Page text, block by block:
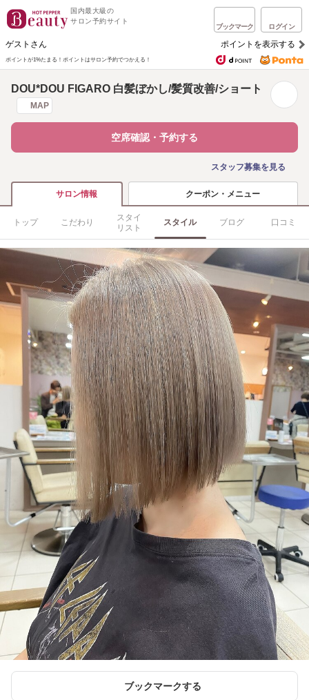
国内最大級の
サロン予約サイト
ブックマーク ログイン
ゲストさん ポイントを表示する
ポイントが1%たまる！ ポイントはサロン予約でつかえる！
DOU*DOU FIGARO 白髪ぼかし/髪質改善/ショート
MAP
空席確認・予約する
スタッフ募集を見る
サロン情報 クーポン・メニュー
トップ こだわり
スタイ
リスト
スタイル ブログ 口コミ
ブックマークする